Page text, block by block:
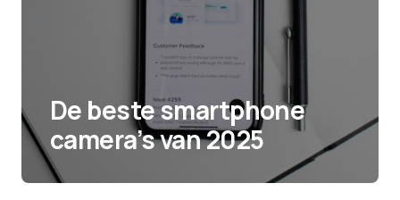
De beste smartphone
camera’s van 2025